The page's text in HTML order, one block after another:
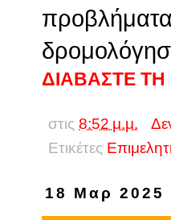
ΔΙΑΒΑΣΤΕ ΤΗ
στις 8:52 μ.μ.
Ετικέτες
18 Μαρ 2025